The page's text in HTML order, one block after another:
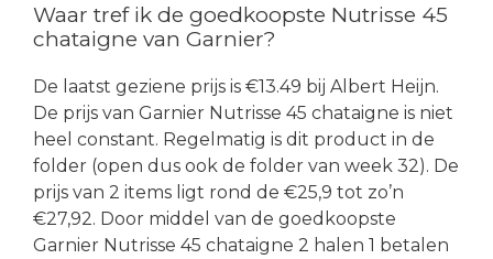
Waar tref ik de goedkoopste Nutrisse 45
chataigne van Garnier?
De laatst geziene prijs is €13.49 bij Albert Heijn.
De prijs van Garnier Nutrisse 45 chataigne is niet
heel constant. Regelmatig is dit product in de
folder (open dus ook de folder van week 32). De
prijs van 2 items ligt rond de €25,9 tot zo’n
€27,92. Door middel van de goedkoopste
Garnier Nutrisse 45 chataigne 2 halen 1 betalen